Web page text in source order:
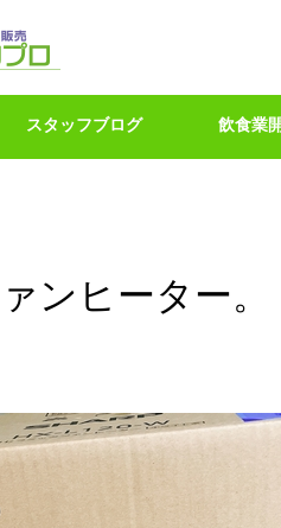
スタッフブログ 飲食業
ンヒーター。